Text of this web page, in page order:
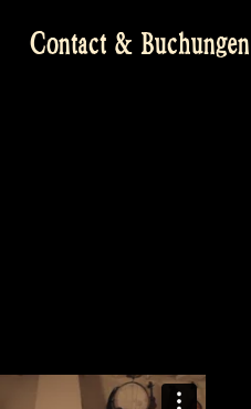
Contact & Buchungen